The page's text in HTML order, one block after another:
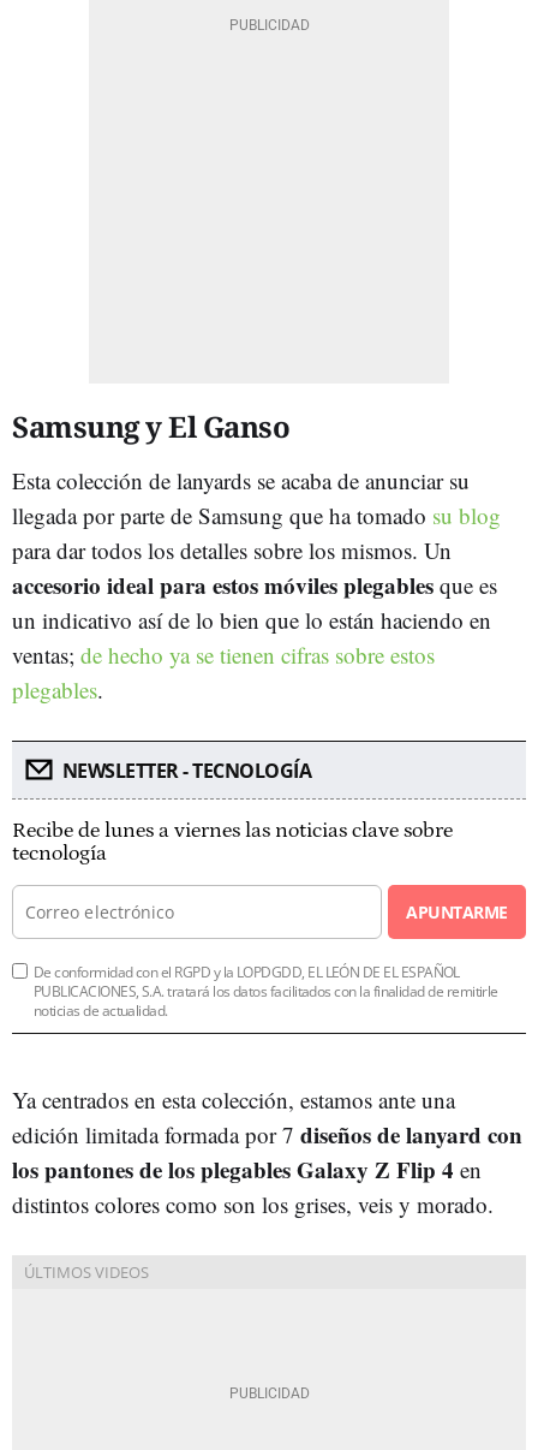
Samsung y El Ganso
Esta colección de lanyards se acaba de anunciar su
llegada por parte de Samsung que ha tomado su blog
para dar todos los detalles sobre los mismos. Un
accesorio ideal para estos móviles plegables que es
un indicativo así de lo bien que lo están haciendo en
ventas; de hecho ya se tienen cifras sobre estos
plegables.
NEWSLETTER - TECNOLOGÍA
Recibe de lunes a viernes las noticias clave sobre
tecnología
APUNTARME
De conformidad con el RGPD y la LOPDGDD, EL LEÓN DE EL ESPAÑOL
PUBLICACIONES, S.A. tratará los datos facilitados con la finalidad de remitirle
noticias de actualidad.
Ya centrados en esta colección, estamos ante una
edición limitada formada por 7 diseños de lanyard con
los pantones de los plegables Galaxy Z Flip 4 en
distintos colores como son los grises, veis y morado.